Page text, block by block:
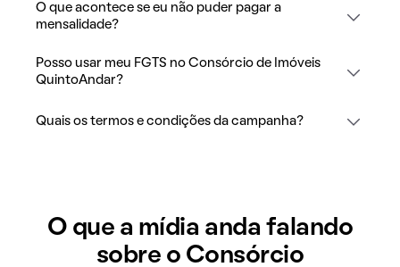
O que acontece se eu não puder pagar a
mensalidade?
Posso usar meu FGTS no Consórcio de Imóveis
QuintoAndar?
Quais os termos e condições da campanha?
O que a mídia anda falando
sobre o Consórcio